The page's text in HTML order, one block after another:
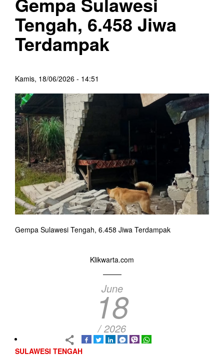
Tengah, 6.458 Jiwa
Terdampak
Kamis, 18/06/2026 - 14:51
Gempa Sulawesi Tengah, 6.458 Jiwa Terdampak
Klikwarta.com
June
18
/ 2026
SULAWESI TENGAH